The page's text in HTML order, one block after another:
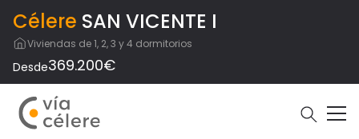
Célere SAN VICENTE I
Viviendas de 1, 2, 3 y 4 dormitorios
Desde369.200€